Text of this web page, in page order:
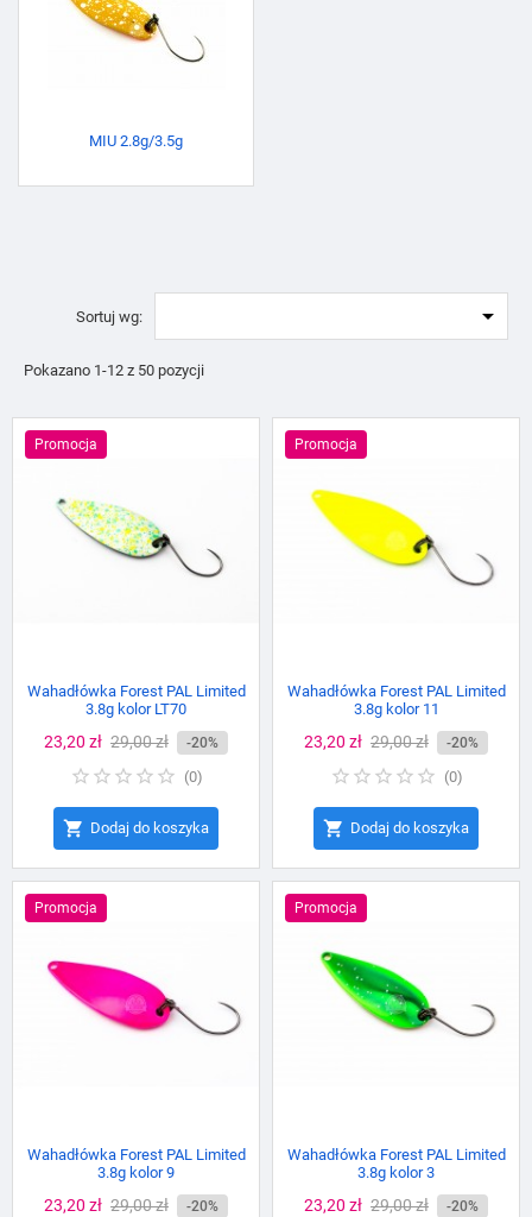
MIU 2.8g/3.5g
Sortuj wg: 
Pokazano 1-12 z 50 pozycji
Promocja
Wahadłówka Forest PAL Limited
3.8g kolor LT70
Cena
23,20 zł Cena
podstawowa
29,00 zł -20%
(0)
 Dodaj do koszyka
Promocja
Wahadłówka Forest PAL Limited
3.8g kolor 11
Cena
23,20 zł Cena
podstawowa
29,00 zł -20%
(0)
 Dodaj do koszyka
Promocja
Wahadłówka Forest PAL Limited
3.8g kolor 9
Cena
23,20 zł Cena
29,00 zł -20%
Promocja
Wahadłówka Forest PAL Limited
3.8g kolor 3
Cena
23,20 zł Cena
29,00 zł -20%